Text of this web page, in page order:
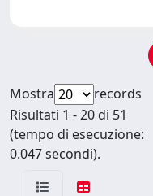
Mostra
records
Risultati 1 - 20 di 51
(tempo di esecuzione:
0.047 secondi).